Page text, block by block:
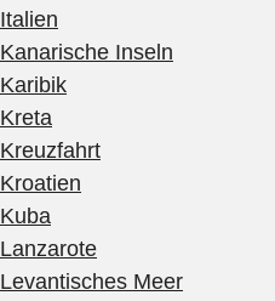
Italien
Kanarische Inseln
Karibik
Kreta
Kreuzfahrt
Kroatien
Kuba
Lanzarote
Levantisches Meer